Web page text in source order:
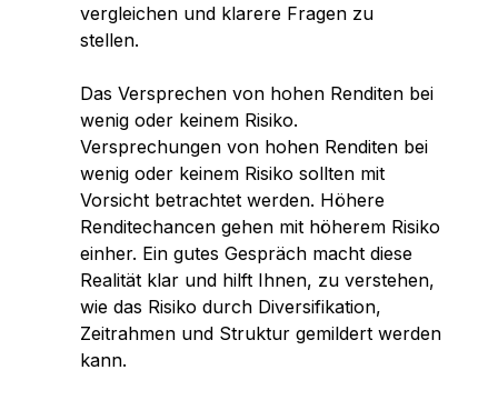
vergleichen und klarere Fragen zu
stellen.
Das Versprechen von hohen Renditen bei
wenig oder keinem Risiko.
Versprechungen von hohen Renditen bei
wenig oder keinem Risiko sollten mit
Vorsicht betrachtet werden. Höhere
Renditechancen gehen mit höherem Risiko
einher. Ein gutes Gespräch macht diese
Realität klar und hilft Ihnen, zu verstehen,
wie das Risiko durch Diversifikation,
Zeitrahmen und Struktur gemildert werden
kann.